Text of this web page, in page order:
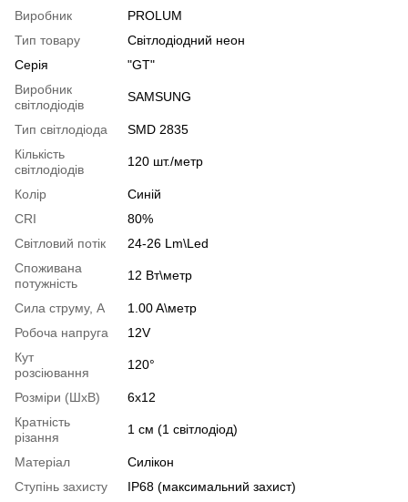
Виробник
PROLUM
Тип товару
Світлодіодний неон
Серія
"GT"
Виробник
світлодіодів
SAMSUNG
Тип світлодіода
SMD 2835
Кількість
світлодіодів
120 шт./метр
Колір
Синій
CRI
80%
Світловий потік
24-26 Lm\Led
Споживана
потужність
12 Вт\метр
Сила струму, А
1.00 A\метр
Робоча напруга
12V
Кут
розсіювання
120°
Розміри (ШхВ)
6х12
Кратність
різання
1 см (1 світлодіод)
Матеріал
Силікон
Ступінь захисту
IP68 (максимальний захист)